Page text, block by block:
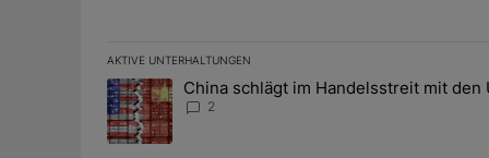
AKTIVE UNTERHALTUNGEN
Das Folgende ist eine Liste der am meisten
Ein Trendartikel mit dem Titel "China schlägt im
China schlägt im Handelsstreit mit den
2